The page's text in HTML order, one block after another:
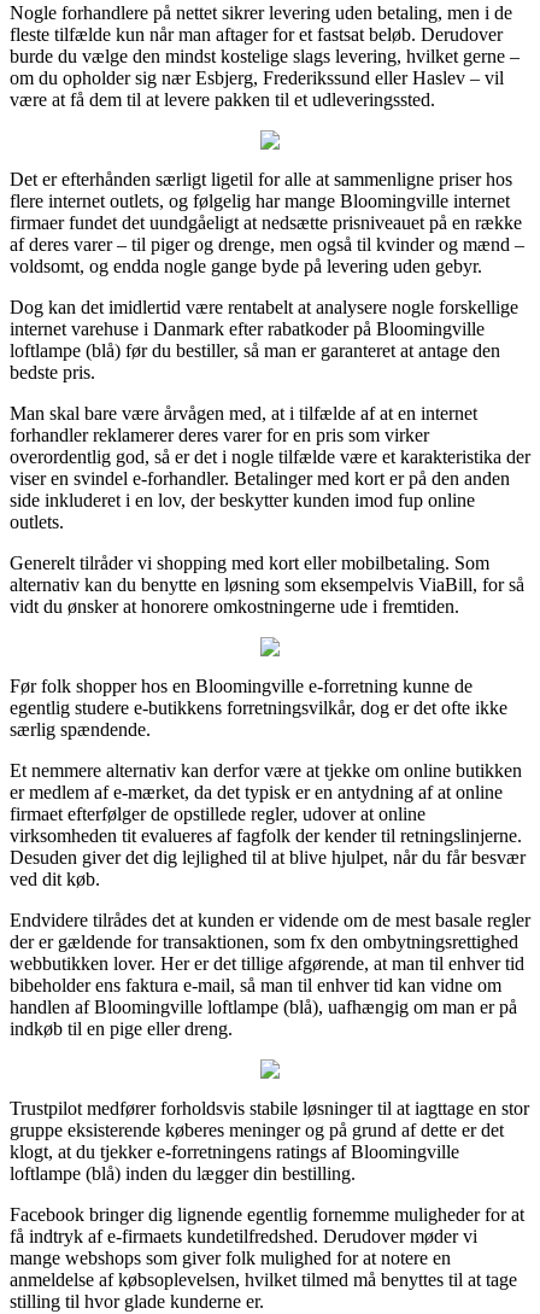
Nogle forhandlere på nettet sikrer levering uden betaling, men i de
fleste tilfælde kun når man aftager for et fastsat beløb. Derudover
burde du vælge den mindst kostelige slags levering, hvilket gerne –
om du opholder sig nær Esbjerg, Frederikssund eller Haslev – vil
være at få dem til at levere pakken til et udleveringssted.
Det er efterhånden særligt ligetil for alle at sammenligne priser hos
flere internet outlets, og følgelig har mange Bloomingville internet
firmaer fundet det uundgåeligt at nedsætte prisniveauet på en række
af deres varer – til piger og drenge, men også til kvinder og mænd –
voldsomt, og endda nogle gange byde på levering uden gebyr.
Dog kan det imidlertid være rentabelt at analysere nogle forskellige
internet varehuse i Danmark efter rabatkoder på Bloomingville
loftlampe (blå) før du bestiller, så man er garanteret at antage den
bedste pris.
Man skal bare være årvågen med, at i tilfælde af at en internet
forhandler reklamerer deres varer for en pris som virker
overordentlig god, så er det i nogle tilfælde være et karakteristika der
viser en svindel e-forhandler. Betalinger med kort er på den anden
side inkluderet i en lov, der beskytter kunden imod fup online
outlets.
Generelt tilråder vi shopping med kort eller mobilbetaling. Som
alternativ kan du benytte en løsning som eksempelvis ViaBill, for så
vidt du ønsker at honorere omkostningerne ude i fremtiden.
Før folk shopper hos en Bloomingville e-forretning kunne de
egentlig studere e-butikkens forretningsvilkår, dog er det ofte ikke
særlig spændende.
Et nemmere alternativ kan derfor være at tjekke om online butikken
er medlem af e-mærket, da det typisk er en antydning af at online
firmaet efterfølger de opstillede regler, udover at online
virksomheden tit evalueres af fagfolk der kender til retningslinjerne.
Desuden giver det dig lejlighed til at blive hjulpet, når du får besvær
ved dit køb.
Endvidere tilrådes det at kunden er vidende om de mest basale regler
der er gældende for transaktionen, som fx den ombytningsrettighed
webbutikken lover. Her er det tillige afgørende, at man til enhver tid
bibeholder ens faktura e-mail, så man til enhver tid kan vidne om
handlen af Bloomingville loftlampe (blå), uafhængig om man er på
indkøb til en pige eller dreng.
Trustpilot medfører forholdsvis stabile løsninger til at iagttage en stor
gruppe eksisterende køberes meninger og på grund af dette er det
klogt, at du tjekker e-forretningens ratings af Bloomingville
loftlampe (blå) inden du lægger din bestilling.
Facebook bringer dig lignende egentlig fornemme muligheder for at
få indtryk af e-firmaets kundetilfredshed. Derudover møder vi
mange webshops som giver folk mulighed for at notere en
anmeldelse af købsoplevelsen, hvilket tilmed må benyttes til at tage
stilling til hvor glade kunderne er.